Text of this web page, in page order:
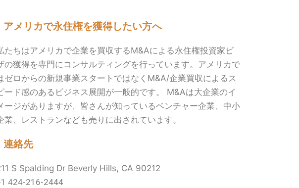
アメリカで永住権を獲得したい方へ
たちはアメリカで企業を買収するM&Aによる永住権投資家ビ
の獲得を専門にコンサルティングを行っています。 アメリカで
ゼロからの新規事業スタートではなくM&A/企業買収によるス
ード感のあるビジネス展開が一般的です。 M&Aは大企業のイ
ージがありますが、皆さんが知っているベンチャー企業、中小
業、レストランなども売りに出されています。
連絡先
S Spalding Dr Beverly Hills, CA 90212
424-216-2444